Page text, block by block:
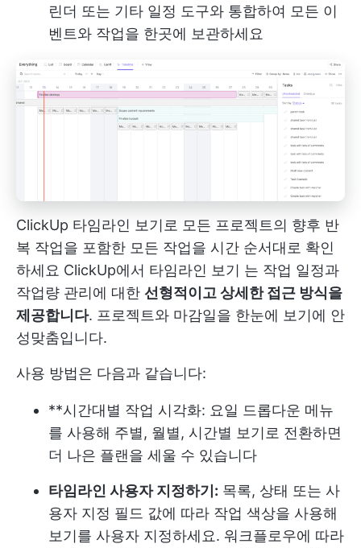
린더 또는 기타 일정 도구와 통합하여 모든 이
벤트와 작업을 한곳에 보관하세요
ClickUp 타임라인 보기로 모든 프로젝트의 향후 반
복 작업을 포함한 모든 작업을 시간 순서대로 확인
하세요 ClickUp에서 타임라인 보기 는 작업 일정과
작업량 관리에 대한 선형적이고 상세한 접근 방식을
제공합니다. 프로젝트와 마감일을 한눈에 보기에 안
성맞춤입니다.
사용 방법은 다음과 같습니다:
**시간대별 작업 시각화: 요일 드롭다운 메뉴
를 사용해 주별, 월별, 시간별 보기로 전환하면
더 나은 플랜을 세울 수 있습니다
타임라인 사용자 지정하기: 목록, 상태 또는 사
용자 지정 필드 값에 따라 작업 색상을 사용해
보기를 사용자 지정하세요. 워크플로우에 따라